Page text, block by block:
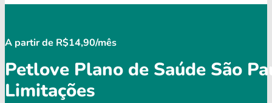
A partir de R$14,90/mês
Petlove Plano de Saúde São
Limitações